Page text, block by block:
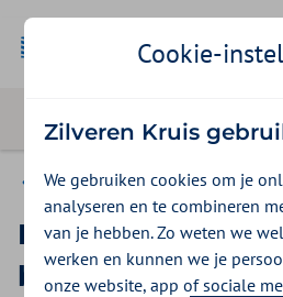
Declareren
De start van een
behandeltraject
Cookie-
Zilveren Kruis
We gebruiken cookies om je
analyseren en te combineren
van je hebben. Zo weten we
werken en kunnen we je
onze website, app of sociale